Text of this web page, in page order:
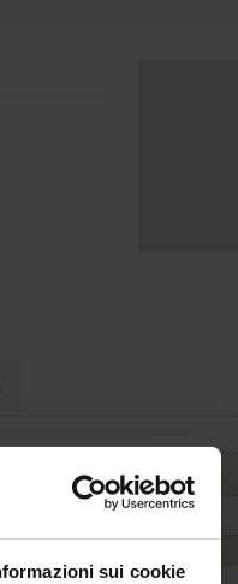
sui cookie
Academic year